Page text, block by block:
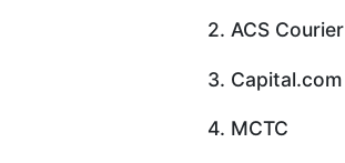
2. ACS Courier
3. Capital.com
4. MCTC